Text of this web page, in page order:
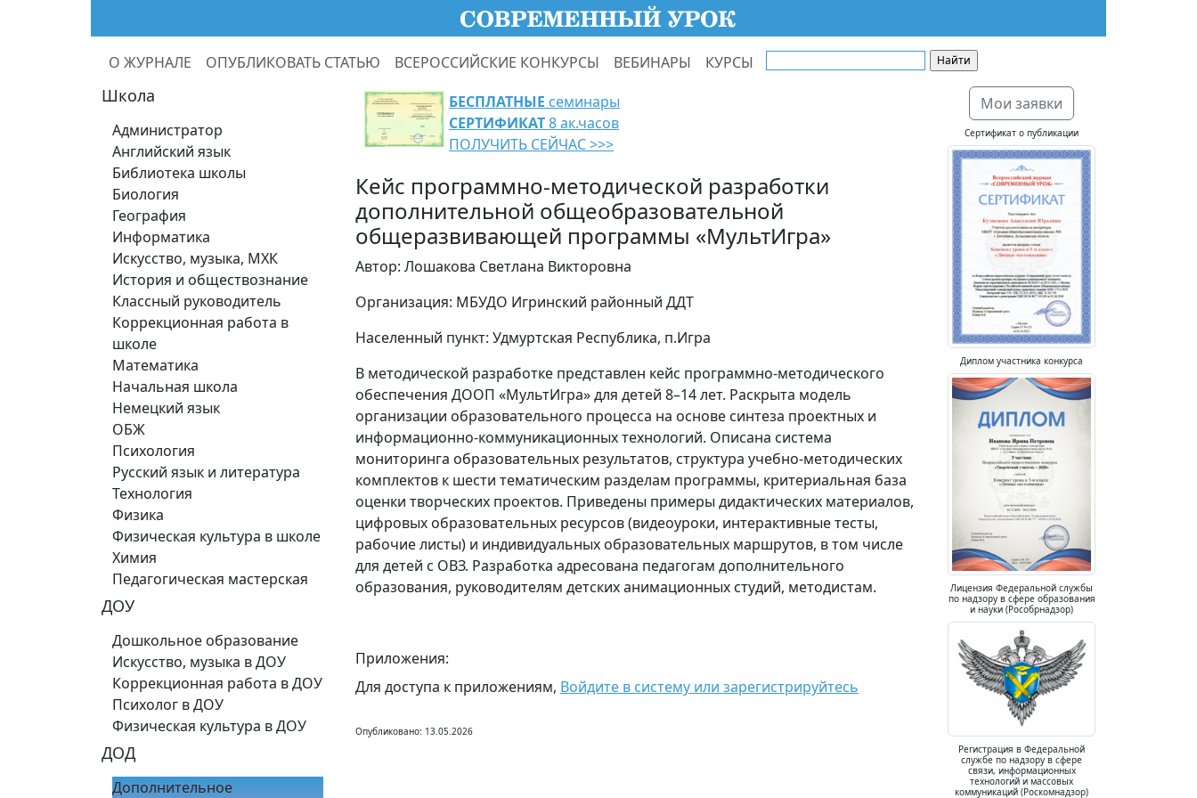
О ЖУРНАЛЕ ОПУБЛИКОВАТЬ СТАТЬЮ ВСЕРОССИЙСКИЕ КОНКУРСЫ ВЕБИНАРЫ КУРСЫ
Школа
Администратор
Английский язык
Библиотека школы
Биология
География
Информатика
Искусство, музыка, МХК
История и обществознание
Классный руководитель
Коррекционная работа в
школе
Математика
Начальная школа
Немецкий язык
ОБЖ
Психология
Русский язык и литература
Технология
Физика
Физическая культура в школе
Химия
Педагогическая мастерская
ДОУ
Дошкольное образование
Искусство, музыка в ДОУ
Коррекционная работа в ДОУ
Психолог в ДОУ
Физическая культура в ДОУ
ДОД
Дополнительное
БЕСПЛАТНЫЕ семинары
СЕРТИФИКАТ8 ак.часов
ПОЛУЧИТЬ СЕЙЧАС >>>
Кейс программно-методической разработки
дополнительной общеобразовательной
общеразвивающей программы «МультИгра»
Автор: Лошакова Светлана Викторовна
Организация: МБУДО Игринский районный ДДТ
Населенный пункт: Удмуртская Республика, п.Игра
В методической разработке представлен кейс программно-методического
обеспечения ДООП «МультИгра» для детей 8–14 лет. Раскрыта модель
организации образовательного процесса на основе синтеза проектных и
информационно-коммуникационных технологий. Описана система
мониторинга образовательных результатов, структура учебно-методических
комплектов к шести тематическим разделам программы, критериальная база
оценки творческих проектов. Приведены примеры дидактических материалов,
цифровых образовательных ресурсов (видеоуроки, интерактивные тесты,
рабочие листы) и индивидуальных образовательных маршрутов, в том числе
для детей с ОВЗ. Разработка адресована педагогам дополнительного
образования, руководителям детских анимационных студий, методистам.
Приложения:
Для доступа к приложениям, Войдите в систему или зарегистрируйтесь
Опубликовано: 13.05.2026
Мои заявки
Сертификат о публикации
Диплом участника конкурса
Лицензия Федеральной службы
по надзору в сфере образования
и науки (Рособрнадзор)
Регистрация в Федеральной
службе по надзору в сфере
связи, информационных
технологий и массовых
коммуникаций (Роскомнадзор)